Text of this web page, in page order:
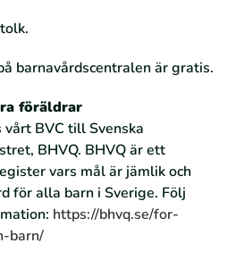
barnavårdscentralen är gratis.
föräldrar
BVC till Svenska
BHVQ. BHVQ är ett
vars mål är jämlik och
för alla barn i Sverige. Följ
https://bhvq.se/for-
barn/